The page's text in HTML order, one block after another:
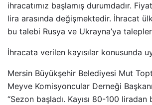
ihracatımız başlamış durumdadır.
lira arasında değişmektedir. İhracat
bu talebi Rusya ve Ukrayna’ya
İhracata verilen kayısılar konusunda
Mersin Büyükşehir Belediyesi Mut
Meyve Komisyoncular Derneği
“Sezon başladı. Kayısı 80-100 liradan